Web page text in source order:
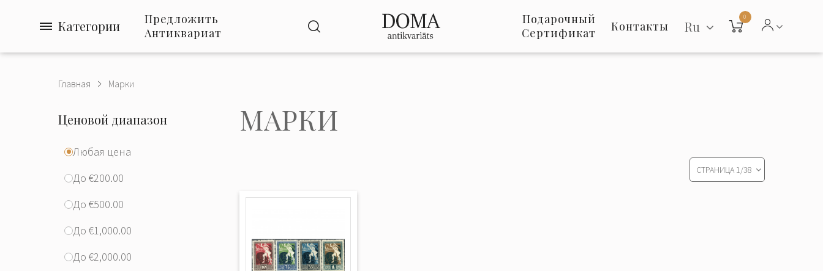
Категории
Предложить
Антиквариат
Подарочный
Сертификат
Контакты Ru
0
Главная Марки
Ценовой диапазон
Любая цена
До €200.00
До €500.00
До €1,000.00
До €2,000.00
МАРКИ
СТРАНИЦА 1/38